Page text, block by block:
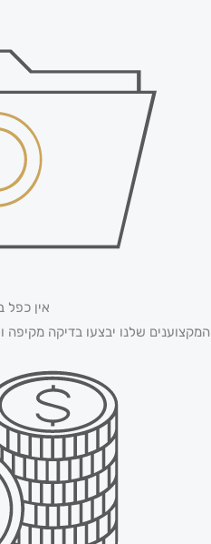
אין כפל
המקצוענים שלנו יבצעו בדיקה מקיפה